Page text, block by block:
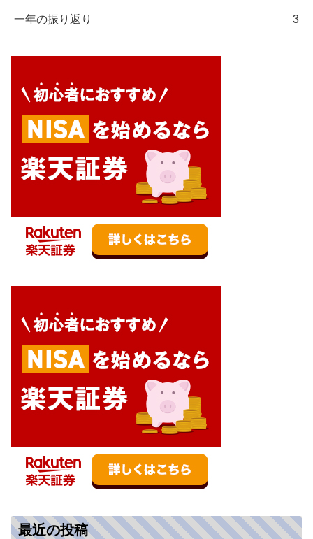
一年の振り返り 3
最近の投稿